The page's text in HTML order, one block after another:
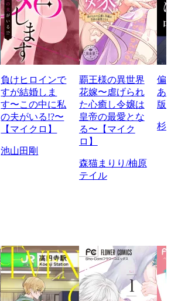
負けヒロインで
すが結婚しま
す〜この中に私
の夫がいる!?〜
【マイクロ】
池山田剛
覇王様の異世界
花嫁〜虐げられ
た心癒し令嬢は
皇帝の最愛とな
る〜【マイク
ロ】
森猫まりり/柚原
テイル
偏
あ
版
杉